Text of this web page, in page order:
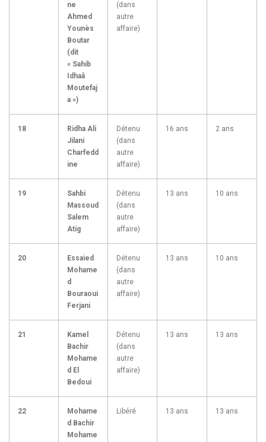
ne
Ahmed
Younès
Boutar
(dit
« Sahib
Idhaâ
Moutefaj
a »)
(dans
autre
affaire)
18
Ridha Ali
Jilani
Charfedd
ine
Détenu
(dans
autre
affaire)
16 ans 2 ans
19
Sahbi
Massoud
Salem
Atig
Détenu
(dans
autre
affaire)
13 ans 10 ans
20
Essaied
Mohame
d
Bouraoui
Ferjani
Détenu
(dans
autre
affaire)
13 ans 10 ans
21
Kamel
Bachir
Mohame
d El
Bedoui
Détenu
(dans
autre
affaire)
13 ans 13 ans
22
Mohame
d Bachir
Mohame
Libéré 13 ans 13 ans